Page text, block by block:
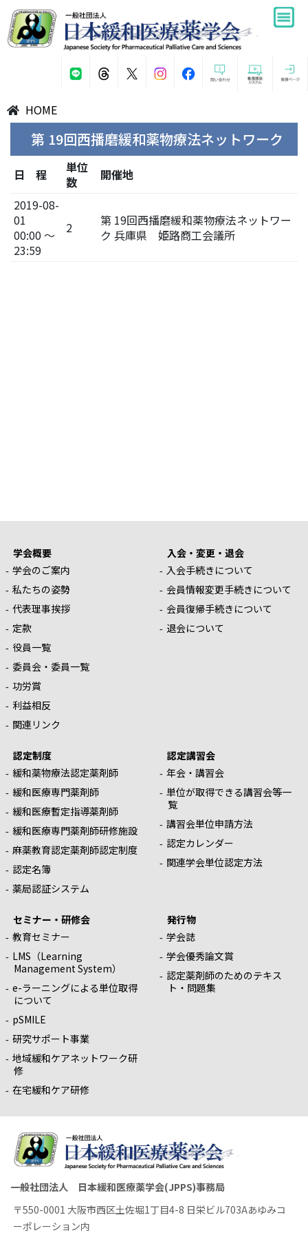
HOME
第 19回西播磨緩和薬物療法ネットワーク
日 程
単位
数
開催地
2019-08-
01
00:00 ～
23:59
2
第 19回西播磨緩和薬物療法ネットワー
ク 兵庫県 姫路商工会議所
学会概要
学会のご案内
私たちの姿勢
代表理事挨拶
定款
役員一覧
委員会・委員一覧
功労賞
利益相反
関連リンク
入会・変更・退会
入会手続きについて
会員情報変更手続きについて
会員復帰手続きについて
退会について
認定制度
緩和薬物療法認定薬剤師
緩和医療専門薬剤師
緩和医療暫定指導薬剤師
緩和医療専門薬剤師研修施設
麻薬教育認定薬剤師認定制度
認定名簿
薬局認証システム
認定講習会
年会・講習会
単位が取得できる講習会等一
覧
講習会単位申請方法
認定カレンダー
関連学会単位認定方法
セミナー・研修会
教育セミナー
LMS（Learning
Management System）
e-ラーニングによる単位取得
について
pSMILE
研究サポート事業
地域緩和ケアネットワーク研
修
在宅緩和ケア研修
発行物
学会誌
学会優秀論文賞
認定薬剤師のためのテキス
ト・問題集
一般社団法人 日本緩和医療薬学会(JPPS)事務局
〒550-0001 大阪市西区土佐堀1丁目4-8 日栄ビル703Aあゆみコ
ーポレーション内